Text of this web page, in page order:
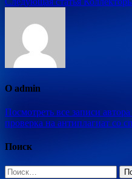
по
записям
О admin
Посмотреть все записи
проверка на антиплагиат со
Поиск
Найти: